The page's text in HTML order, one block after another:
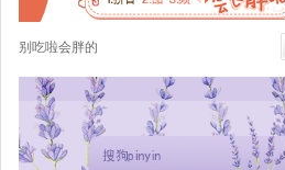
别吃啦会胖的